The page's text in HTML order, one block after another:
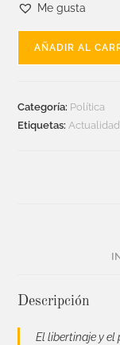
Me gusta
AÑADIR AL
Categoría: Política
Etiquetas: Actualidad
Descripción
El libertinaje y el